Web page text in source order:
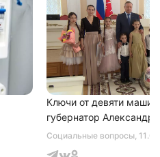
Социальные вопросы,
Ключи от девяти машин
губернатор Александр